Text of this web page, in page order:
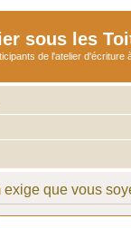
sous les
de l'atelier d'écriture
exige que vous